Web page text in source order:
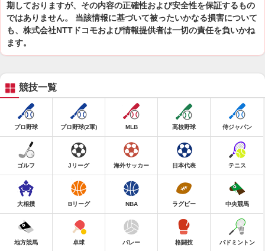
期しておりますが、その内容の正確性および安全性を保証するもの
ではありません。 当該情報に基づいて被ったいかなる損害について
も、株式会社NTTドコモおよび情報提供者は一切の責任を負いかね
ます。
競技一覧
プロ野球 プロ野球(2軍) MLB 高校野球 侍ジャパン
ゴルフ Jリーグ 海外サッカー 日本代表 テニス
大相撲 Bリーグ NBA ラグビー 中央競馬
地方競馬 卓球 バレー 格闘技 バドミントン